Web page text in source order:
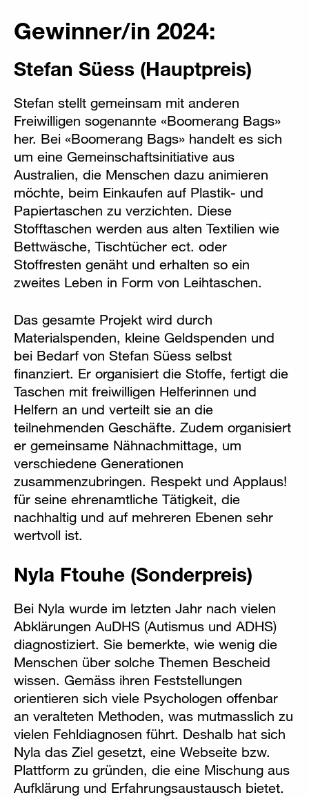
Gewinner/in 2024:
Stefan Süess (Hauptpreis)
Stefan stellt gemeinsam mit anderen
Freiwilligen sogenannte «Boomerang Bags»
her. Bei «Boomerang Bags» handelt es sich
um eine Gemeinschaftsinitiative aus
Australien, die Menschen dazu animieren
möchte, beim Einkaufen auf Plastik- und
Papiertaschen zu verzichten. Diese
Stofftaschen werden aus alten Textilien wie
Bettwäsche, Tischtücher ect. oder
Stoffresten genäht und erhalten so ein
zweites Leben in Form von Leihtaschen.
Das gesamte Projekt wird durch
Materialspenden, kleine Geldspenden und
bei Bedarf von Stefan Süess selbst
finanziert. Er organisiert die Stoffe, fertigt die
Taschen mit freiwilligen Helferinnen und
Helfern an und verteilt sie an die
teilnehmenden Geschäfte. Zudem organisiert
er gemeinsame Nähnachmittage, um
verschiedene Generationen
zusammenzubringen. Respekt und Applaus!
für seine ehrenamtliche Tätigkeit, die
nachhaltig und auf mehreren Ebenen sehr
wertvoll ist.
Nyla Ftouhe (Sonderpreis)
Bei Nyla wurde im letzten Jahr nach vielen
Abklärungen AuDHS (Autismus und ADHS)
diagnostiziert. Sie bemerkte, wie wenig die
Menschen über solche Themen Bescheid
wissen. Gemäss ihren Feststellungen
orientieren sich viele Psychologen offenbar
an veralteten Methoden, was mutmasslich zu
vielen Fehldiagnosen führt. Deshalb hat sich
Nyla das Ziel gesetzt, eine Webseite bzw.
Plattform zu gründen, die eine Mischung aus
Aufklärung und Erfahrungsaustausch bietet.